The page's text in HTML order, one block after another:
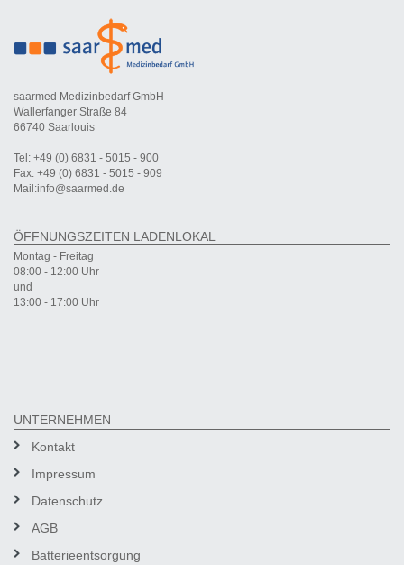
saarmed Medizinbedarf GmbH
Wallerfanger Straße 84
66740 Saarlouis
Tel: +49 (0) 6831 - 5015 - 900
Fax: +49 (0) 6831 - 5015 - 909
Mail:info@saarmed.de
ÖFFNUNGSZEITEN LADENLOKAL
Montag - Freitag
08:00 - 12:00 Uhr
und
13:00 - 17:00 Uhr
UNTERNEHMEN
Kontakt
Impressum
Datenschutz
AGB
Batterieentsorgung